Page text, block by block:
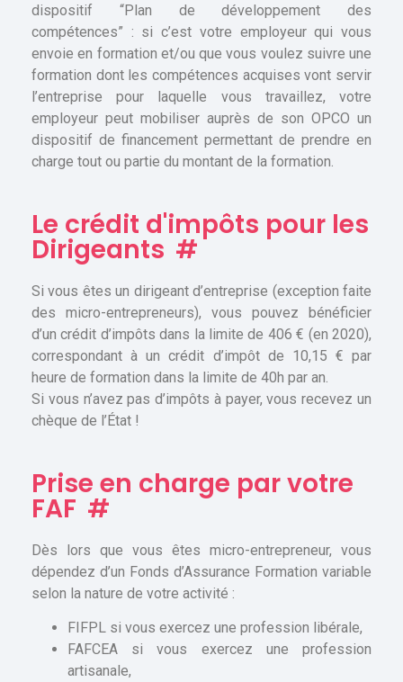
dispositif “Plan de développement des
compétences” : si c’est votre employeur qui vous
envoie en formation et/ou que vous voulez suivre une
formation dont les compétences acquises vont servir
l’entreprise pour laquelle vous travaillez, votre
employeur peut mobiliser auprès de son OPCO un
dispositif de financement permettant de prendre en
charge tout ou partie du montant de la formation.
Le crédit d'impôts pour les
Dirigeants #
Si vous êtes un dirigeant d’entreprise (exception faite
des micro-entrepreneurs), vous pouvez bénéficier
d’un crédit d’impôts dans la limite de 406 € (en 2020),
correspondant à un crédit d’impôt de 10,15 € par
heure de formation dans la limite de 40h par an.
Si vous n’avez pas d’impôts à payer, vous recevez un
chèque de l’État !
Prise en charge par votre
FAF #
Dès lors que vous êtes micro-entrepreneur, vous
dépendez d’un Fonds d’Assurance Formation variable
selon la nature de votre activité :
FIFPL si vous exercez une profession libérale,
FAFCEA si vous exercez une profession
artisanale,